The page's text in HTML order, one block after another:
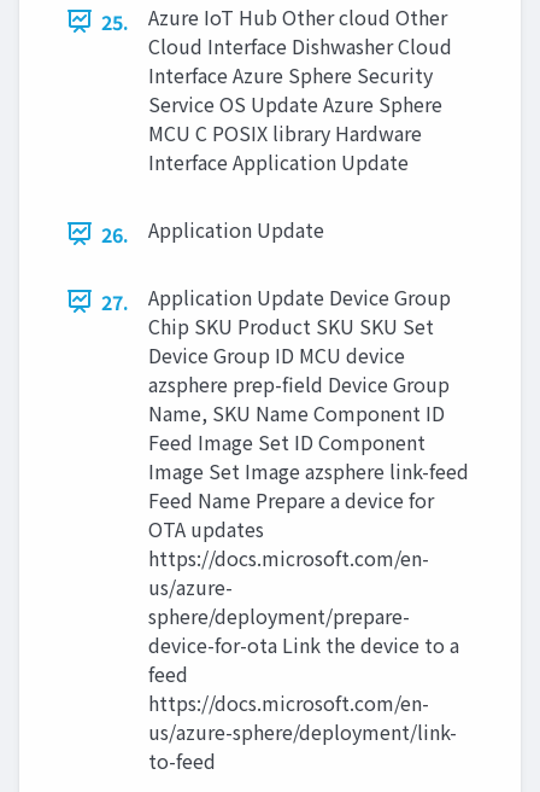
25.
Azure IoT Hub Other cloud Other
Cloud Interface Dishwasher Cloud
Interface Azure Sphere Security
Service OS Update Azure Sphere
MCU C POSIX library Hardware
Interface Application Update
26. Application Update
27.
Application Update Device Group
Chip SKU Product SKU SKU Set
Device Group ID MCU device
azsphere prep-field Device Group
Name, SKU Name Component ID
Feed Image Set ID Component
Image Set Image azsphere link-feed
Feed Name Prepare a device for
OTA updates
https://docs.microsoft.com/en-
us/azure-
sphere/deployment/prepare-
device-for-ota Link the device to a
feed
https://docs.microsoft.com/en-
us/azure-sphere/deployment/link-
to-feed